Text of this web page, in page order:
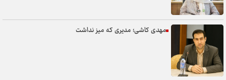
مهدی کاشی؛ مدیری که میز نداشت